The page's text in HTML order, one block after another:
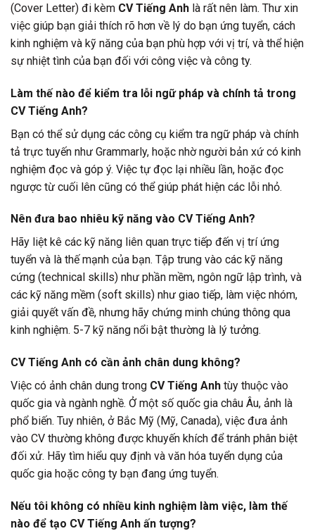
(Cover Letter) đi kèm CV Tiếng Anh là rất nên làm. Thư xin
việc giúp bạn giải thích rõ hơn về lý do bạn ứng tuyển, cách
kinh nghiệm và kỹ năng của bạn phù hợp với vị trí, và thể hiện
sự nhiệt tình của bạn đối với công việc và công ty.
Làm thế nào để kiểm tra lỗi ngữ pháp và chính tả trong
CV Tiếng Anh?
Bạn có thể sử dụng các công cụ kiểm tra ngữ pháp và chính
tả trực tuyến như Grammarly, hoặc nhờ người bản xứ có kinh
nghiệm đọc và góp ý. Việc tự đọc lại nhiều lần, hoặc đọc
ngược từ cuối lên cũng có thể giúp phát hiện các lỗi nhỏ.
Nên đưa bao nhiêu kỹ năng vào CV Tiếng Anh?
Hãy liệt kê các kỹ năng liên quan trực tiếp đến vị trí ứng
tuyển và là thế mạnh của bạn. Tập trung vào các kỹ năng
cứng (technical skills) như phần mềm, ngôn ngữ lập trình, và
các kỹ năng mềm (soft skills) như giao tiếp, làm việc nhóm,
giải quyết vấn đề, nhưng hãy chứng minh chúng thông qua
kinh nghiệm. 5-7 kỹ năng nổi bật thường là lý tưởng.
CV Tiếng Anh có cần ảnh chân dung không?
Việc có ảnh chân dung trong CV Tiếng Anh tùy thuộc vào
quốc gia và ngành nghề. Ở một số quốc gia châu Âu, ảnh là
phổ biến. Tuy nhiên, ở Bắc Mỹ (Mỹ, Canada), việc đưa ảnh
vào CV thường không được khuyến khích để tránh phân biệt
đối xử. Hãy tìm hiểu quy định và văn hóa tuyển dụng của
quốc gia hoặc công ty bạn đang ứng tuyển.
Nếu tôi không có nhiều kinh nghiệm làm việc, làm thế
nào để tạo CV Tiếng Anh ấn tượng?